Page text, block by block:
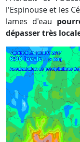
l'Espinouse et les
lames d'eau
dépasser très